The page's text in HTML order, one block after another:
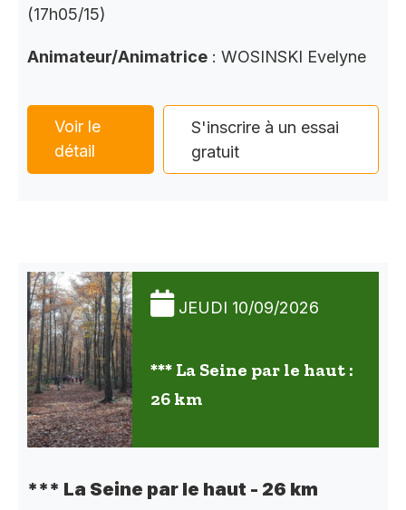
(17h05/15)
Animateur/Animatrice : WOSINSKI Evelyne
Voir le
détail
S'inscrire à un essai
gratuit
JEUDI 10/09/2026
*** La Seine par le haut :
26 km
*** La Seine par le haut - 26 km